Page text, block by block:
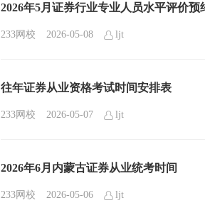
2026年5月证券行业专业人员水平评价预
233网校 2026-05-08 ljt
往年证券从业资格考试时间安排表
233网校 2026-05-07 ljt
2026年6月内蒙古证券从业统考时间
233网校 2026-05-06 ljt